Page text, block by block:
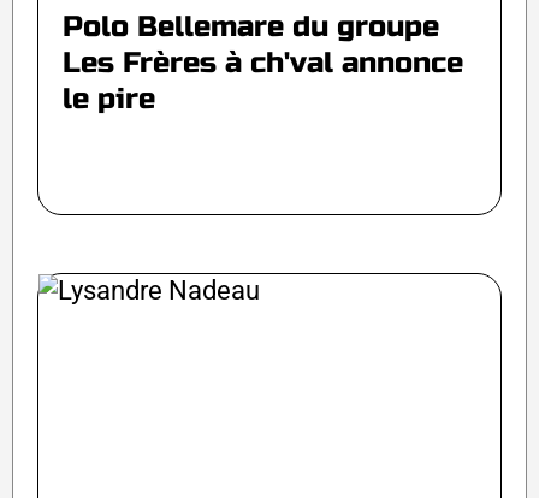
Polo Bellemare du groupe
Les Frères à ch'val annonce
le pire